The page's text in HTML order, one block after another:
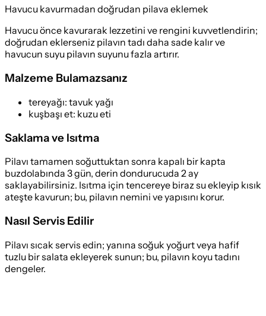
Havucu kavurmadan doğrudan pilava eklemek
Havucu önce kavurarak lezzetini ve rengini kuvvetlendirin;
doğrudan eklerseniz pilavın tadı daha sade kalır ve
havucun suyu pilavın suyunu fazla artırır.
Malzeme Bulamazsanız
tereyağı: tavuk yağı
kuşbaşı et: kuzu eti
Saklama ve Isıtma
Pilavı tamamen soğuttuktan sonra kapalı bir kapta
buzdolabında 3 gün, derin dondurucuda 2 ay
saklayabilirsiniz. Isıtma için tencereye biraz su ekleyip kısık
ateşte kavurun; bu, pilavın nemini ve yapısını korur.
Nasıl Servis Edilir
Pilavı sıcak servis edin; yanına soğuk yoğurt veya hafif
tuzlu bir salata ekleyerek sunun; bu, pilavın koyu tadını
dengeler.